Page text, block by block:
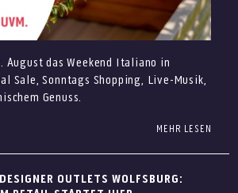
sonnige Tage findet Ihr in den
August das Weekend Italiano in
Sale, Sonntags Shopping, Live-Musik,
Genuss.
trifft auf attraktive
sommerliche Drinks und den
MEHR LESEN
OUTLETS WOLFSBURG: